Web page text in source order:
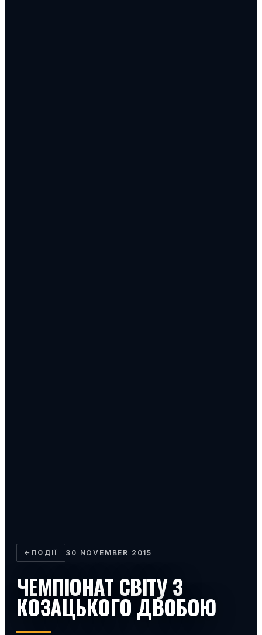
← ПОДІЇ 30 NOVEMBER 2015
ЧЕМПІОНАТ СВІТУ З
КОЗАЦЬКОГО ДВОБОЮ